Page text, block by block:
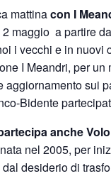
mattinacon I
maggio a partire
i vecchi e in nuovi
I Meandri, per un
aggiornamento sui
Bidente
anche
nel 2005, per
desiderio di